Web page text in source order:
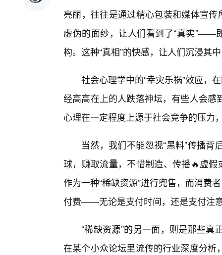
亮丽，往往是通过精心包装和媒体宣
虚伪的面纱，让人们看到了“真实”——
构。这种“真相”的快感，让人们沉浸其
社会心理学中的“幸灾乐祸”效应，
经高高在上的人跌落神坛，有些人会
心理在一定程度上源于社会竞争的压力
当然，我们不能忽视“黑料”传播
球，赚取流量，不惜制造、传播🔥虚
作为一种“稀缺资源”进行兜售，而消费
付费——无论是支付时间，还是支付注
“稀缺资源”的另一面，则是那些
在某个小众论坛里流传的行业深度分